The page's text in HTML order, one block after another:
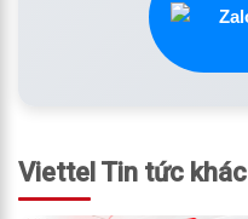
Viettel Tin tức khác